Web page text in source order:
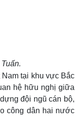
tại khu vực Bắc
hệ hữu nghị giữa
đội ngũ cán bộ,
công dân hai nước